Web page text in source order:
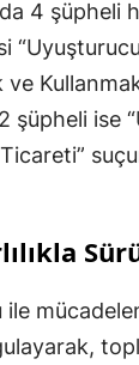
4 şüpheli
şüpheli ise